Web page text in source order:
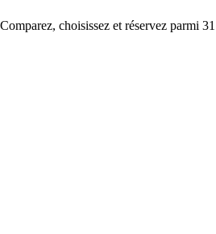
choisissez et réservez parmi